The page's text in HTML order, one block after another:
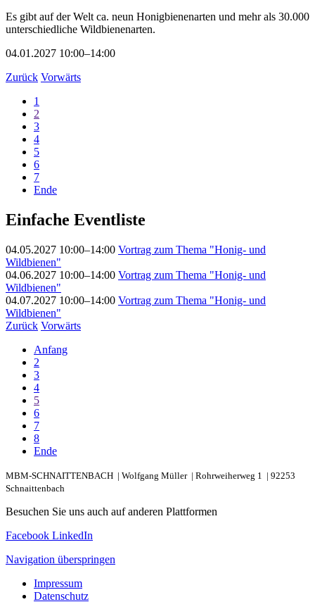
Es gibt auf der Welt ca. neun Honigbienenarten und mehr als 30.000
unterschiedliche Wildbienenarten.
04.01.2027 10:00–14:00
Zurück Vorwärts
1
2
3
4
5
6
7
Ende
Einfache Eventliste
04.05.2027 10:00–14:00 Vortrag zum Thema "Honig- und
Wildbienen"
04.06.2027 10:00–14:00 Vortrag zum Thema "Honig- und
Wildbienen"
04.07.2027 10:00–14:00 Vortrag zum Thema "Honig- und
Wildbienen"
Zurück Vorwärts
Anfang
2
3
4
5
6
7
8
Ende
MBM-SCHNAITTENBACH | Wolfgang Müller | Rohrweiherweg 1 | 92253
Schnaittenbach
Besuchen Sie uns auch auf anderen Plattformen
Facebook LinkedIn
Navigation überspringen
Impressum
Datenschutz